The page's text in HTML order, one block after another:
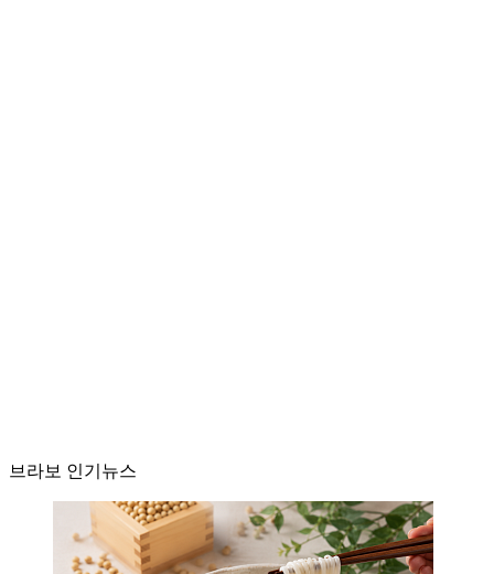
브라보 인기뉴스